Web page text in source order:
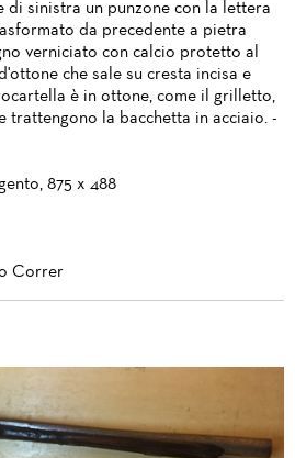
di sinistra un punzone con la lettera
da precedente a pietra
verniciato con calcio protetto al
che sale su cresta incisa e
è in ottone, come il grilletto,
trattengono la bacchetta in acciaio. -
875 x 488
Correr